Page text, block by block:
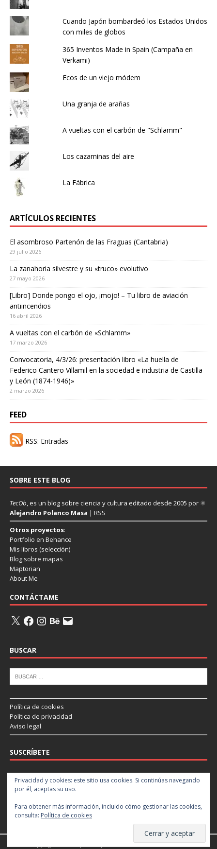
Cuando Japón bombardeó los Estados Unidos
con miles de globos
365 Inventos Made in Spain (Campaña en
Verkami)
Ecos de un viejo módem
Una granja de arañas
A vueltas con el carbón de "Schlamm"
Los cazaminas del aire
La Fábrica
ARTÍCULOS RECIENTES
El asombroso Partenón de las Fraguas (Cantabria)
29 julio 2026
La zanahoria silvestre y su «truco» evolutivo
27 mayo 2026
[Libro] Donde pongo el ojo, ¡mojo! – Tu libro de aviación
antiincendios
16 abril 2026
A vueltas con el carbón de «Schlamm»
17 marzo 2026
Convocatoria, 4/3/26: presentación libro «La huella de
Federico Cantero Villamil en la sociedad e industria de Castilla
y León (1874-1946)»
2 marzo 2026
FEED
RSS: Entradas
SOBRE ESTE BLOG
TecOb, es un blog sobre ciencia y cultura editado desde 2005 por ⚛
Alejandro Polanco Masa | RSS
Otros proyectos:
Portfolio en Behance
Mis libros (selección)
Blog sobre mapas
Maptorian
About Me
CONTÁCTAME
BUSCAR
Política de cookies
Política de privacidad
Aviso legal
SUSCRÍBETE
Introduce tu correo electrónico para suscribirte a este blog y recibir
notificaciones de nuevas entradas.
Suscribir
Copyright © 2026 | Tema para WordPress deMH Themes
Privacidad y cookies: este sitio usa cookies. Si continúas navegando
por él, aceptas su uso.
Para obtener más información, incluido cómo gestionar las cookies,
consulta: Política de cookies